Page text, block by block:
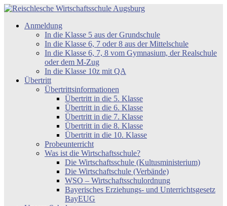
Zum
springen
Reischlesche
Wirtschaftsschule
Anmeldung
In die Klasse 5 aus der Grundschule
In die Klasse 6, 7 oder 8 aus der Mittelschule
In die Klasse 6, 7, 8 vom Gymnasium, der Realschule
oder dem M-Zug
In die Klasse 10z mit QA
Übertritt
Übertrittsinformationen
Übertritt in die 5. Klasse
Übertritt in die 6. Klasse
Übertritt in die 7. Klasse
Übertritt in die 8. Klasse
Übertritt in die 10. Klasse
Probeunterricht
Was ist die Wirtschaftsschule?
Die Wirtschaftsschule (Kultusministerium)
Die Wirtschaftschule (Verbände)
WSO – Wirtschaftsschulordnung
Bayerisches Erziehungs- und Unterrichtsgesetz
BayEUG